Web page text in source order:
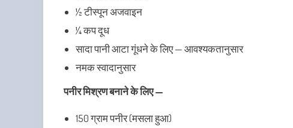
½ टीस्पून अजवाइन
¼ कप दूध
सादा पानी आटा गूंधने के लिए — आवश्यकतानुसार
नमक स्वादानुसार
पनीर मिश्रण बनाने के लिए —
150 ग्राम पनीर (मसला हुआ)